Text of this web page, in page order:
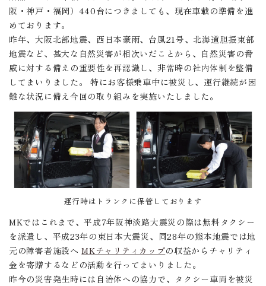
阪・神戸・福岡）440台につきましても、現在車載の準備を進
めております。
昨年、大阪北部地震、西日本豪雨、台風21号、北海道胆振東部
地震など、甚大な自然災害が相次いだことから、自然災害の脅
威に対する備えの重要性を再認識し、非常時の社内体制を整備
してまいりました。 特にお客様乗車中に被災し、運行継続が困
難な状況に備え今回の取り組みを実施いたしました。
運行時はトランクに保管しております
MKではこれまで、平成7年阪神淡路大震災の際は無料タクシー
を派遣し、平成23年の東日本大震災、同28年の熊本地震では地
元の障害者施設へMKチャリティカップの収益からチャリティ
金を寄贈するなどの活動を行ってまいりました。
昨今の災害発生時には自治体への協力で、タクシー車両を被災